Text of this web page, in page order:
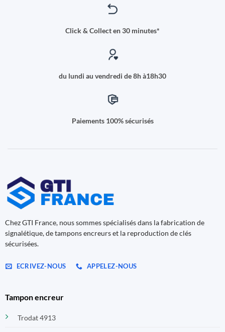
Click & Collect en 30 minutes*
du lundi au vendredi de 8h à18h30
Paiements 100% sécurisés
Chez GTI France, nous sommes spécialisés dans la fabrication de
signalétique, de tampons encreurs et la reproduction de clés
sécurisées.
ECRIVEZ-NOUS APPELEZ-NOUS
Tampon encreur
Trodat 4913